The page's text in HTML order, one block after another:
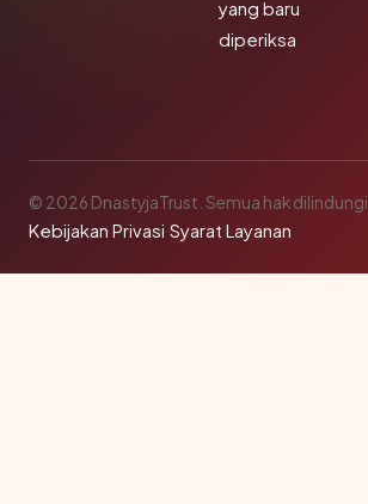
yang baru
diperiksa
© 2026 DnastyjaTrust. Semua hak dilindungi.
Kebijakan Privasi·Syarat Layanan